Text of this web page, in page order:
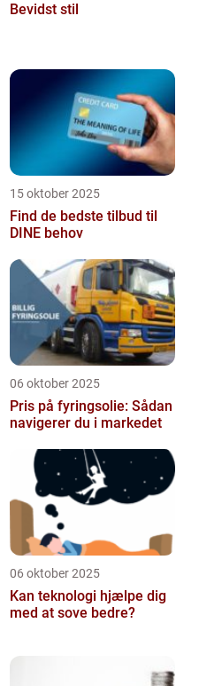
Bevidst stil
15 oktober 2025
Find de bedste tilbud til
DINE behov
06 oktober 2025
Pris på fyringsolie: Sådan
navigerer du i markedet
06 oktober 2025
Kan teknologi hjælpe dig
med at sove bedre?